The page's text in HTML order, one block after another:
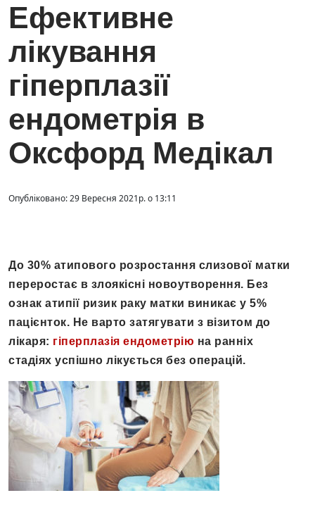
Ефективне
лікування
гіперплазії
ендометрія в
Оксфорд Медікал
Опубліковано: 29 Вересня 2021р. о 13:11
До 30% атипового розростання слизової матки
переростає в злоякісні новоутворення. Без
ознак атипії ризик раку матки виникає у 5%
пацієнток. Не варто затягувати з візитом до
лікаря: гіперплазія ендометрію на ранніх
стадіях успішно лікується без операцій.